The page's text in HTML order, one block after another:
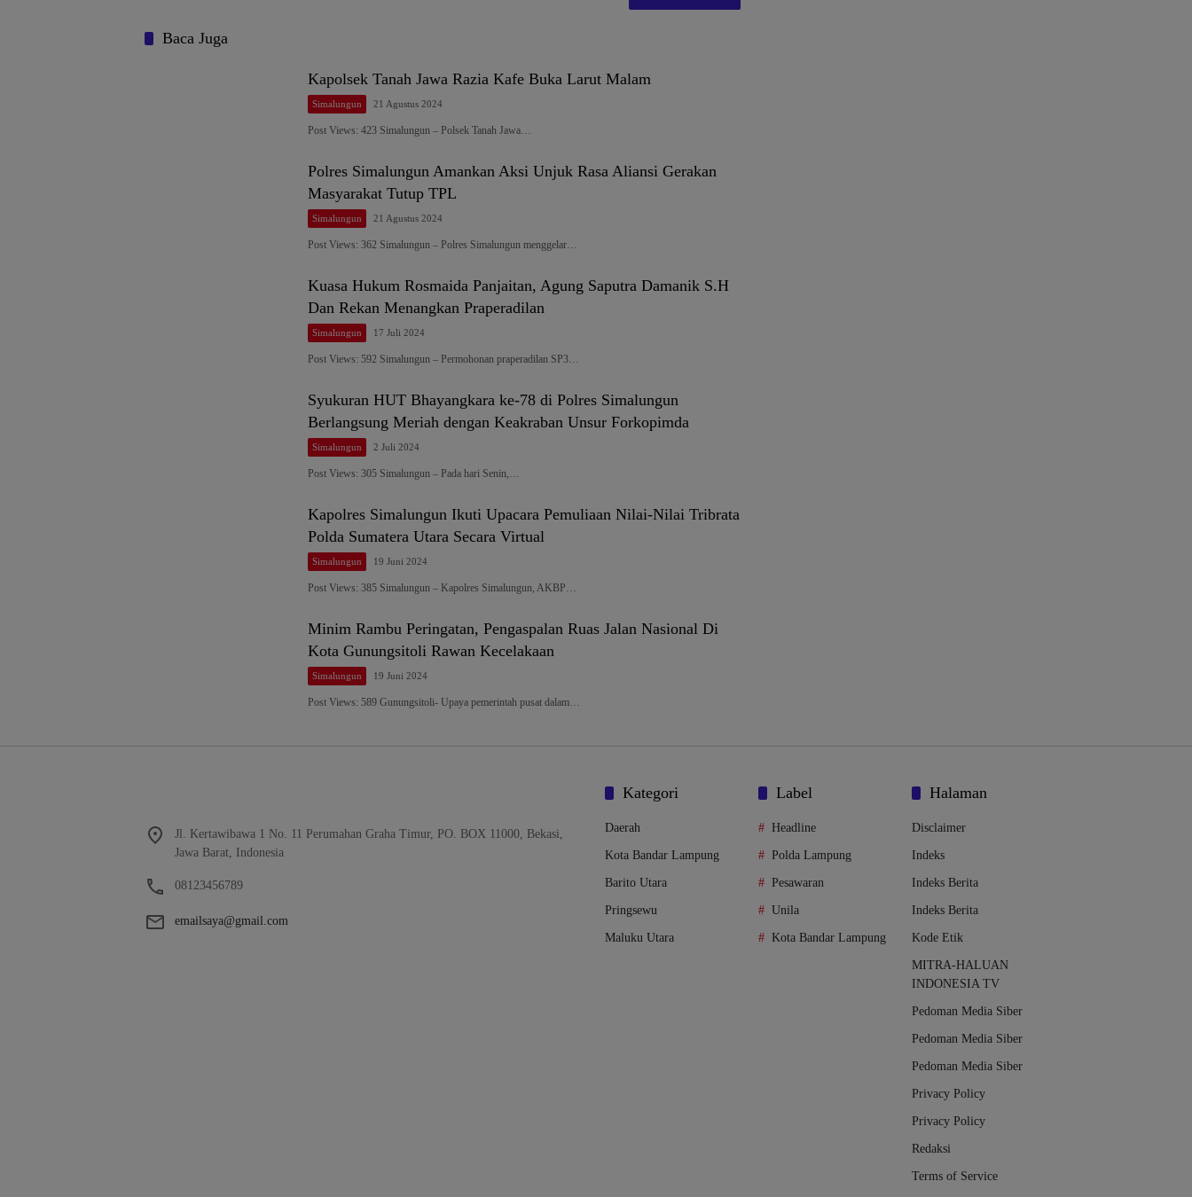
Baca Juga
Kapolsek Tanah Jawa Razia Kafe Buka Larut Malam
Simalungun 21 Agustus 2024
Post Views: 423 Simalungun – Polsek Tanah Jawa…
Polres Simalungun Amankan Aksi Unjuk Rasa Aliansi Gerakan
Masyarakat Tutup TPL
Simalungun 21 Agustus 2024
Post Views: 362 Simalungun – Polres Simalungun menggelar…
Kuasa Hukum Rosmaida Panjaitan, Agung Saputra Damanik S.H
Dan Rekan Menangkan Praperadilan
Simalungun 17 Juli 2024
Post Views: 592 Simalungun – Permohonan praperadilan SP3…
Syukuran HUT Bhayangkara ke-78 di Polres Simalungun
Berlangsung Meriah dengan Keakraban Unsur Forkopimda
Simalungun 2 Juli 2024
Post Views: 305 Simalungun – Pada hari Senin,…
Kapolres Simalungun Ikuti Upacara Pemuliaan Nilai-Nilai Tribrata
Polda Sumatera Utara Secara Virtual
Simalungun 19 Juni 2024
Post Views: 385 Simalungun – Kapolres Simalungun, AKBP…
Minim Rambu Peringatan, Pengaspalan Ruas Jalan Nasional Di
Kota Gunungsitoli Rawan Kecelakaan
Simalungun 19 Juni 2024
Post Views: 589 Gunungsitoli- Upaya pemerintah pusat dalam…
Jl. Kertawibawa 1 No. 11 Perumahan Graha Timur, PO. BOX 11000, Bekasi,
Jawa Barat, Indonesia
08123456789
emailsaya@gmail.com
Kategori
Daerah
Kota Bandar Lampung
Barito Utara
Pringsewu
Maluku Utara
Label
Headline
Polda Lampung
Pesawaran
Unila
Kota Bandar Lampung
Halaman
Disclaimer
Indeks
Indeks Berita
Indeks Berita
Kode Etik
MITRA-HALUAN
INDONESIA TV
Pedoman Media Siber
Pedoman Media Siber
Pedoman Media Siber
Privacy Policy
Privacy Policy
Redaksi
Terms of Service